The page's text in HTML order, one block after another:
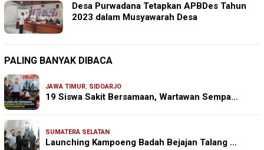
Desa Purwadana Tetapkan APBDes Tahun
2023 dalam Musyawarah Desa
PALING BANYAK DIBACA
JAWA TIMUR, SIDOARJO
19 Siswa Sakit Bersamaan, Wartawan Sempa…
SUMATERA SELATAN
Launching Kampoeng Badah Bejajan Talang …